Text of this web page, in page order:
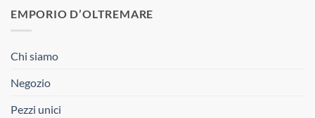
EMPORIO D’OLTREMARE
Chi siamo
Negozio
Pezzi unici